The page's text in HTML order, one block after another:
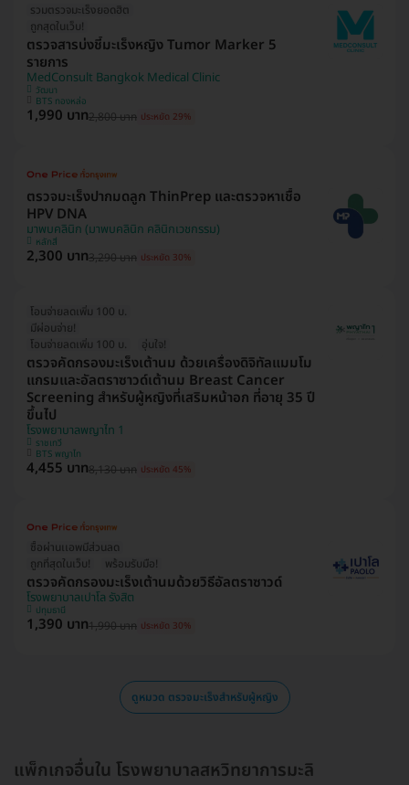
รวมตรวจมะเร็งยอดฮิต
ถูกสุดในเว็บ!
ตรวจสารบ่งชี้มะเร็งหญิง Tumor Marker 5
รายการ
MedConsult Bangkok Medical Clinic
วัฒนา
BTS ทองหล่อ
1,990 บาท2,800 บาท ประหยัด 29%
ตรวจมะเร็งปากมดลูก ThinPrep และตรวจหาเชื้อ
HPV DNA
มาพบคลินิก (มาพบคลินิก คลินิกเวชกรรม)
หลักสี่
2,300 บาท3,290 บาท ประหยัด 30%
โอนจ่ายลดเพิ่ม 100 บ.
มีผ่อนจ่าย!
โอนจ่ายลดเพิ่ม 100 บ.
อุ่นใจ!
ตรวจคัดกรองมะเร็งเต้านม ด้วยเครื่องดิจิทัลแมมโม
แกรมและอัลตราซาวด์เต้านม Breast Cancer
Screening สำหรับผู้หญิงที่เสริมหน้าอก ที่อายุ 35 ปี
ขึ้นไป
โรงพยาบาลพญาไท 1
ราชเทวี
BTS พญาไท
4,455 บาท8,130 บาท ประหยัด 45%
ซื้อผ่านเเอพมีส่วนลด
ถูกที่สุดในเว็บ!
พร้อมรับมือ!
ตรวจคัดกรองมะเร็งเต้านมด้วยวิธีอัลตราซาวด์
โรงพยาบาลเปาโล รังสิต
ปทุมธานี
1,390 บาท1,990 บาท ประหยัด 30%
ดูหมวด ตรวจมะเร็งสำหรับผู้หญิง
แพ็กเกจอื่นใน โรงพยาบาลสหวิทยาการมะลิ